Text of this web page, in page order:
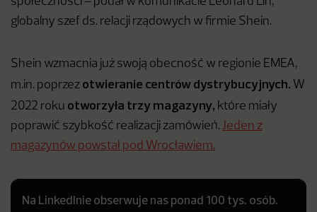
globalny szef ds. relacji rządowych w firmie Shein.
Shein wzmacnia już swoją obecność w regionie EMEA,
m.in. poprzez otwieranie centrów dystrybucyjnych. W
2022 roku otworzyła trzy magazyny, które miały
poprawić szybkość realizacji zamówień. Jeden z
magazynów powstał pod Wrocławiem.
Na LinkedInie obserwuje nas ponad 100 tys. osób.